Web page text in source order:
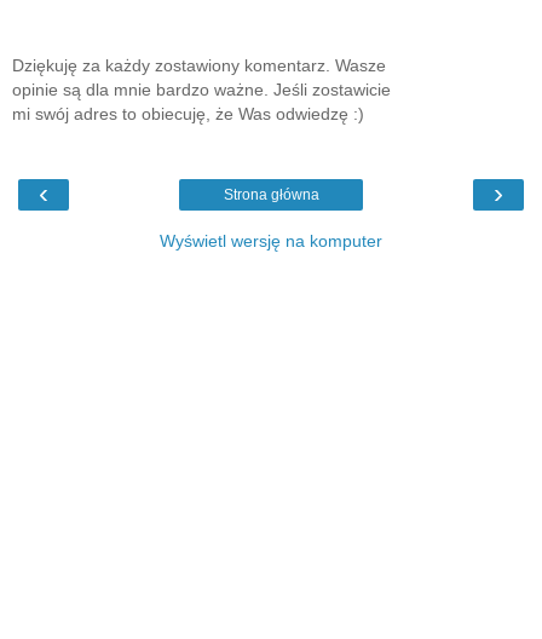
Dziękuję za każdy zostawiony komentarz. Wasze
opinie są dla mnie bardzo ważne. Jeśli zostawicie
mi swój adres to obiecuję, że Was odwiedzę :)
‹ ›
Strona główna
Wyświetl wersję na komputer